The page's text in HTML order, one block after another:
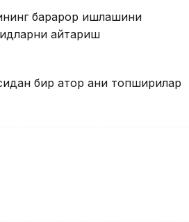
барқарор ишлашини
қайтариш
бир қатор аниқ топшириқлар